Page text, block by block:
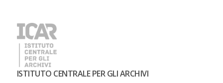
ISTITUTO CENTRALE PER GLI ARCHIVI